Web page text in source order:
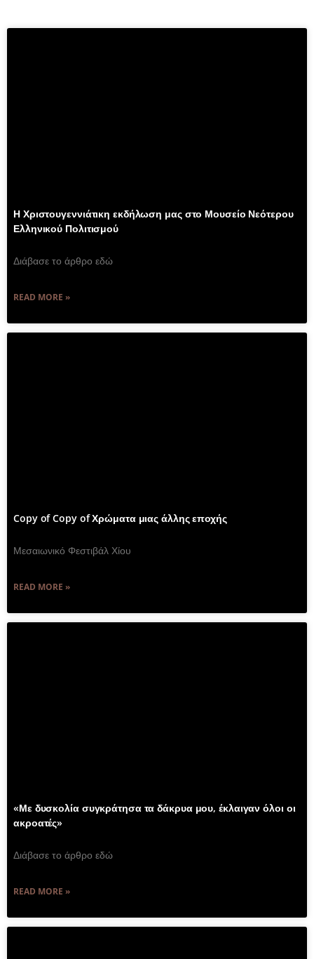
Η Χριστουγεννιάτικη εκδήλωση μας στο Μουσείο Νεότερου
Ελληνικού Πολιτισμού
Διάβασε το άρθρο εδώ
READ MORE »
Copy of Copy of Χρώματα μιας άλλης εποχής
Μεσαιωνικό Φεστιβάλ Χίου
READ MORE »
«Με δυσκολία συγκράτησα τα δάκρυα μου, έκλαιγαν όλοι οι
ακροατές»
Διάβασε το άρθρο εδώ
READ MORE »